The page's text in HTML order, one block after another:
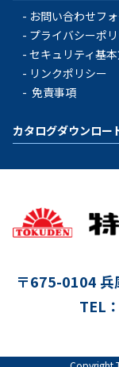
お問い合わせフ
プライバシーポ
セキュリティ基
リンクポリシー
免責事項
カタログダウンロー
〒675-0104 兵
TEL